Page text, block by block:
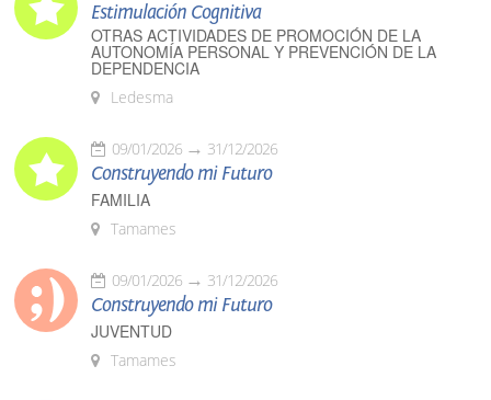
Estimulación Cognitiva
OTRAS ACTIVIDADES DE PROMOCIÓN DE LA
AUTONOMÍA PERSONAL Y PREVENCIÓN DE LA
DEPENDENCIA
Ledesma
09/01/2026 31/12/2026
Construyendo mi Futuro
FAMILIA
Tamames
09/01/2026 31/12/2026
Construyendo mi Futuro
JUVENTUD
Tamames